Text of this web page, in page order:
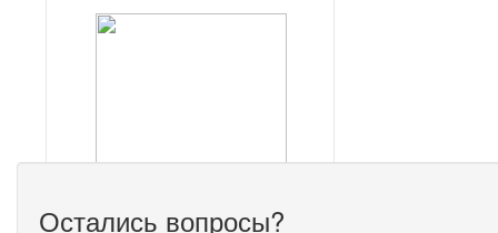
Остались вопросы?